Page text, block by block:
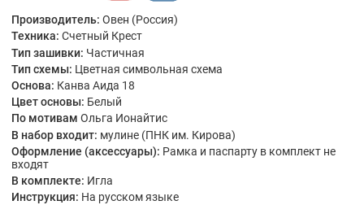
Производитель: Овен (Россия)
Техника: Счетный Крест
Тип зашивки: Частичная
Тип схемы: Цветная символьная схема
Основа: Канва Аида 18
Цвет основы: Белый
По мотивам Ольга Ионайтис
В набор входит: мулине (ПНК им. Кирова)
Оформление (аксессуары): Рамка и паспарту в комплект не
входят
В комплекте: Игла
Инструкция: На русском языке